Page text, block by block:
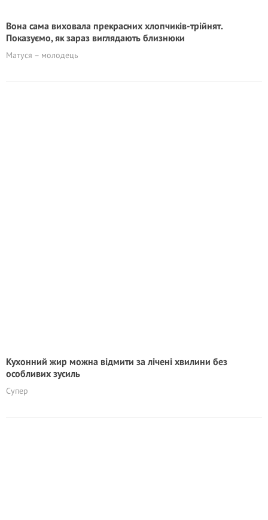
Вона сама виховала прекрасних хлопчиків-трійнят.
Показуємо, як зараз виглядають близнюки
Матуся – молодець
Кухонний жир можна відмити за лічені хвилини без
особливих зусиль
Супер